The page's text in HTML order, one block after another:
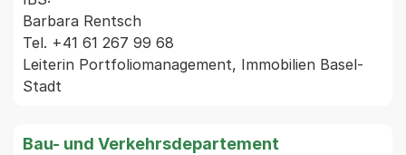
Barbara Rentsch
Tel. +41 61 267 99 68
Leiterin Portfoliomanagement, Immobilien Basel-
Bau- und Verkehrsdepartement